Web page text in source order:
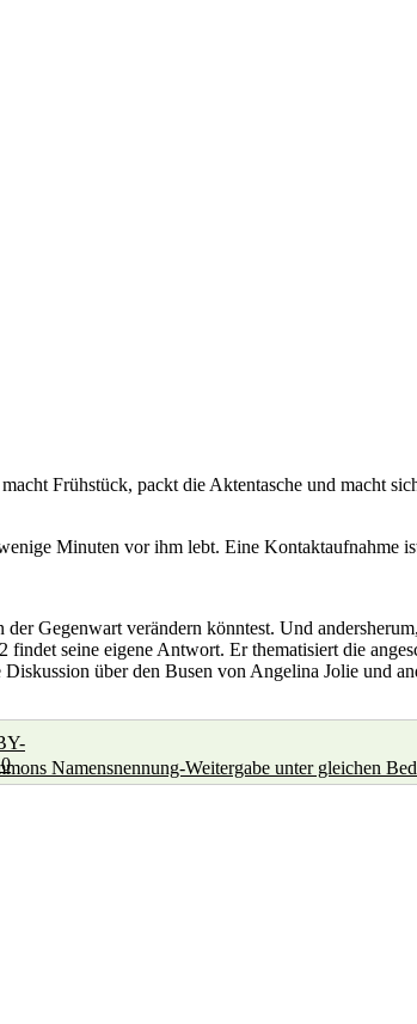
Frühstück, packt die Aktentasche und macht
Minuten vor ihm lebt. Eine Kontaktaufnahme
Gegenwart verändern könntest. Und
seine eigene Antwort. Er thematisiert die
über den Busen von Angelina Jolie und
Namensnennung-Weitergabe unter gleichen